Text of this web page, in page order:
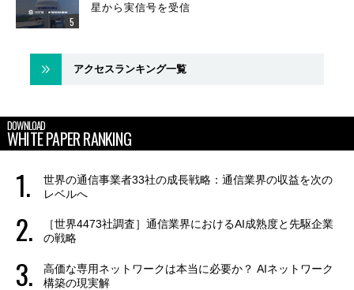
星から実信号を受信
アクセスランキング一覧
DOWNLOAD
WHITE PAPER RANKING
世界の通信事業者33社の成長戦略：通信業界の収益を次の
レベルへ
［世界4473社調査］通信業界におけるAI成熟度と先駆企業
の戦略
高価な専用ネットワークは本当に必要か？ AIネットワーク
構築の現実解